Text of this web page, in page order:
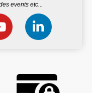
events etc...